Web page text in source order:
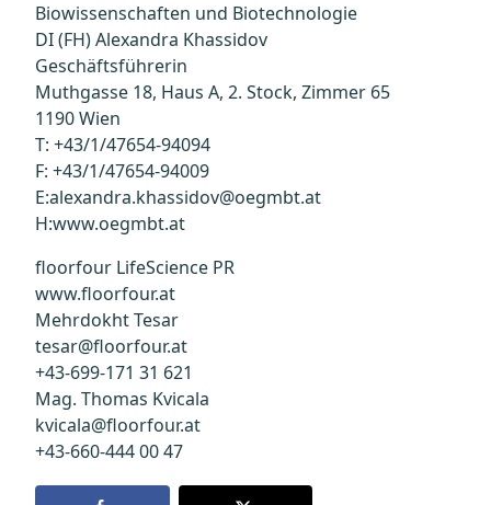
Biowissenschaften und Biotechnologie
DI (FH) Alexandra Khassidov
Geschäftsführerin
Muthgasse 18, Haus A, 2. Stock, Zimmer 65
1190 Wien
T: +43/1/47654-94094
F: +43/1/47654-94009
E:alexandra.khassidov@oegmbt.at
H:www.oegmbt.at
floorfour LifeScience PR
www.floorfour.at
Mehrdokht Tesar
tesar@floorfour.at
+43-699-171 31 621
Mag. Thomas Kvicala
kvicala@floorfour.at
+43-660-444 00 47